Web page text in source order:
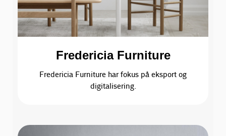
Fredericia Furniture
Fredericia Furniture har fokus på eksport og
digitalisering.